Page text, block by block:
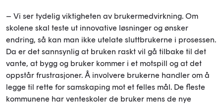
– Vi ser tydelig viktigheten av brukermedvirkning. Om
skolene skal teste ut innovative løsninger og ønsker
endring, så kan man ikke utelate sluttbrukerne i prosessen.
Da er det sannsynlig at bruken raskt vil gå tilbake til det
vante, at bygg og bruker kommer i et motspill og at det
oppstår frustrasjoner. Å involvere brukerne handler om å
legge til rette for samskaping mot et felles mål. De fleste
kommunene har venteskoler de bruker mens de nye